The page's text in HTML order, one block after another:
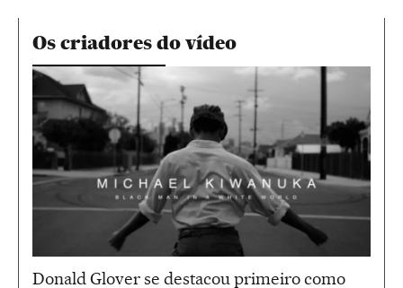
Os criadores do vídeo
Donald Glover se destacou primeiro como